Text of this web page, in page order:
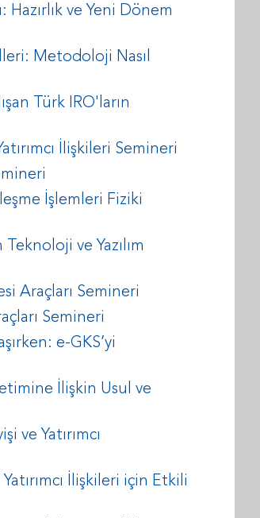
ve Yeni Dönem
Metodoloji Nasıl
Türk IRO'ların
İlişkileri Semineri
İşlemleri Fiziki
ve Yazılım
Araçları Semineri
Semineri
e-GKS’yi
İlişkin Usul ve
ve Yatırımcı
İlişkileri için Etkili